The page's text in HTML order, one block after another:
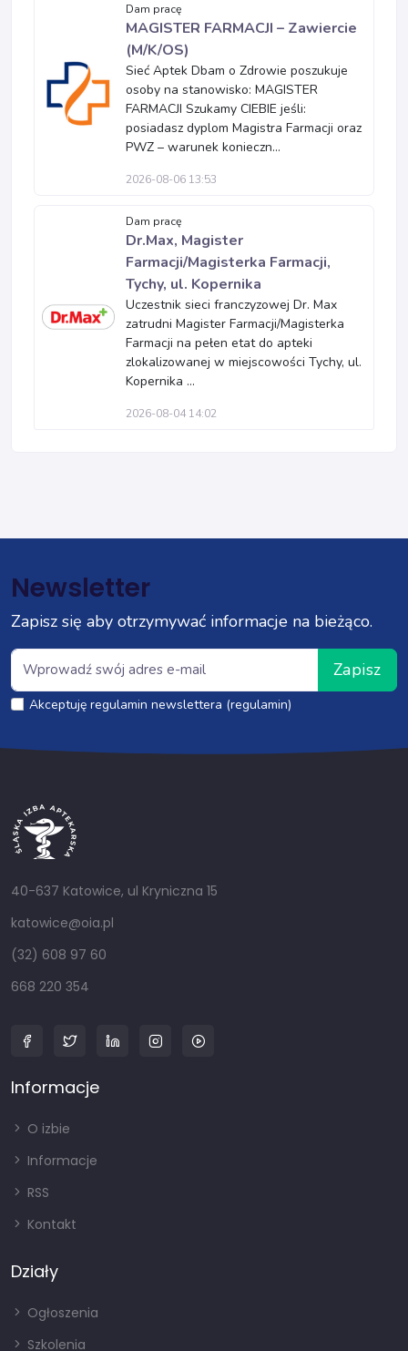
Dam pracę
MAGISTER FARMACJI – Zawiercie
(M/K/OS)
Sieć Aptek Dbam o Zdrowie poszukuje
osoby na stanowisko: MAGISTER
FARMACJI Szukamy CIEBIE jeśli:
posiadasz dyplom Magistra Farmacji oraz
PWZ – warunek konieczn...
2026-08-06 13:53
Dam pracę
Dr.Max, Magister
Farmacji/Magisterka Farmacji,
Tychy, ul. Kopernika
Uczestnik sieci franczyzowej Dr. Max
zatrudni Magister Farmacji/Magisterka
Farmacji na pełen etat do apteki
zlokalizowanej w miejscowości Tychy, ul.
Kopernika ...
2026-08-04 14:02
Newsletter
Zapisz się aby otrzymywać informacje na bieżąco.
Zapisz
Akceptuję regulamin newslettera (regulamin)
40-637 Katowice, ul Kryniczna 15
katowice@oia.pl
(32) 608 97 60
668 220 354
Informacje
O izbie
Informacje
RSS
Kontakt
Działy
Ogłoszenia
Szkolenia